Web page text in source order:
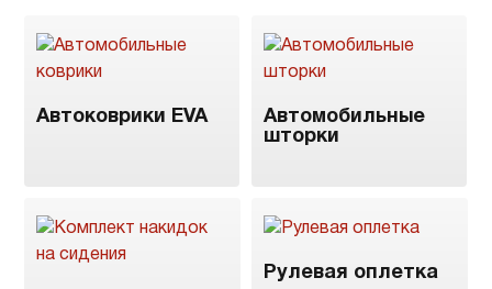
Автоковрики EVA
Автомобильные
шторки
Рулевая оплетка